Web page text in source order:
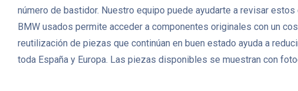
número de bastidor. Nuestro equipo puede ayudarte a revisar
BMW usados permite acceder a componentes originales con un
reutilización de piezas que continúan en buen estado ayuda a
toda España y Europa. Las piezas disponibles se muestran con